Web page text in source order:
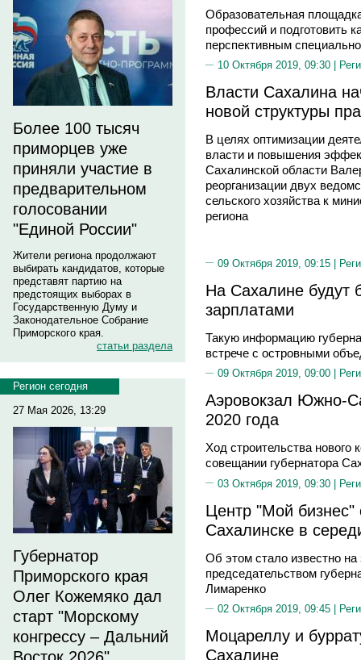
Более 100 тысяч
приморцев уже
приняли участие в
предварительном
голосовании
"Единой России"
Жители региона продолжают
выбирать кандидатов, которые
представят партию на
предстоящих выборах в
Государственную Думу и
Законодательное Собрание
Приморского края.
статьи раздела
Регион сегодня
27 Мая 2026, 13:29
Губернатор
Приморского края
Олег Кожемяко дал
старт "Морскому
конгрессу – Дальний
Образовательная
профессий и подготовить
перспективным
10 Октября 2019, 09:30 |
Власти Сахалина
новой структуры
В целях оптимизации
власти и повышения
Сахалинской области
реорганизации двух
сельского хозяйства к
региона
09 Октября 2019, 09:15 |
На Сахалине будут
зарплатами
Такую информацию
встрече с островными
09 Октября 2019, 09:00 |
Аэровокзал Южно-
2020 года
Ход строительства
совещании губернатора
03 Октября 2019, 09:30 |
Центр "Мой
Сахалинске в
Об этом стало известно на
председательством
Лимаренко
02 Октября 2019, 09:45 |
Моцареллу и
Сахалине